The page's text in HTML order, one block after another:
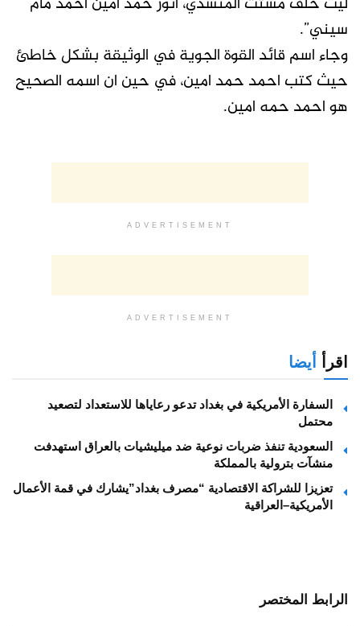
سيني”.
وجاء اسم قائد القوة الجوية في الوثيقة بشكل خاطئ
حيث كتب احمد حمد امين، في حين ان اسمه الصحيح
هو احمد حمه امين.
ADVERTISEMENT
ADVERTISEMENT
اقرأ أيضا
السفارة الأمريكية في بغداد تدعو رعاياها للاستعداد لتصعيد
محتمل
السعودية تنفذ ضربات نوعية ضد ميليشيات بالعراق استهدفت
منشآت بترولية بالمملكة
تعزيزا للشراكة الاقتصادية “مصرف بغداد”يشارك في قمة الأعمال
الأمريكية–العراقية
الرابط المختصر